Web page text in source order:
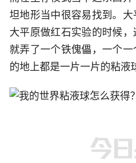
坦地形当中很容易找到。
大平原做红石实验的时候
就弄了一个铁傀儡，一个
的地上都是一片一片的粘